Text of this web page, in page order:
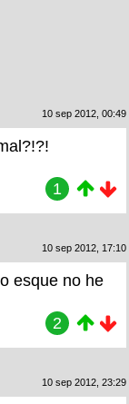
10 sep 2012, 00:49
1
10 sep 2012, 17:10
esque no he
2
10 sep 2012, 23:29